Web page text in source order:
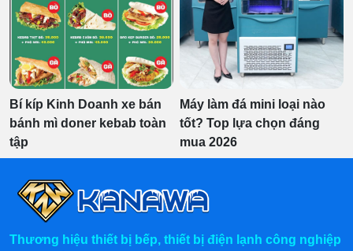
Bí kíp Kinh Doanh xe bán
bánh mì doner kebab toàn
tập
Máy làm đá mini loại nào
tốt? Top lựa chọn đáng
mua 2026
Thương hiệu thiết bị bếp, thiết bị điện lạnh công nghiệp